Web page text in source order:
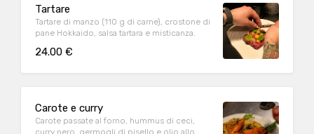
Tartare
Tartare di manzo (110 g di carne), crostone di
pane Hokkaido, salsa tartara e misticanza.
24.00 €
Carote e curry
Carote passate al forno, hummus di ceci,
curry nero, germogli di pisello e olio allo